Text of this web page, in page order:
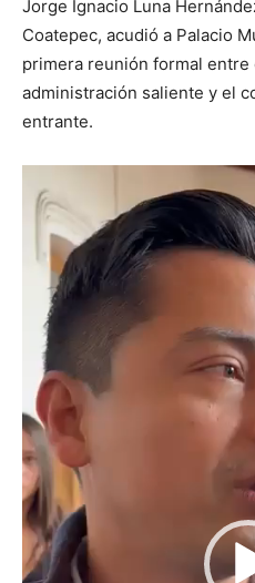
Jorge Ignacio Luna
Coatepec, acudió a Palacio
primera reunión formal
administración saliente y el
entrante.
de
vídeo